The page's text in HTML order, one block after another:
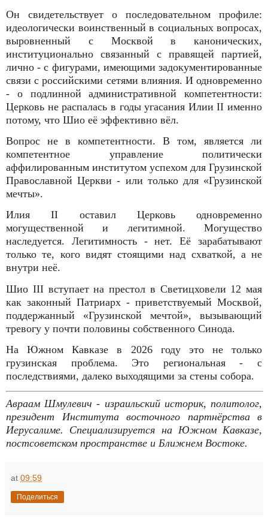
Он свидетельствует о последовательном профиле:
идеологически воинственный в социальных вопросах,
выровненный с Москвой в канонических,
институционально связанный с правящей партией,
лично - с фигурами, имеющими задокументированные
связи с российскими сетями влияния. И одновременно
- о подлинной административной компетентности:
Церковь не распалась в годы угасания Илии II именно
потому, что Шио её эффективно вёл.
Вопрос не в компетентности. В том, является ли
компетентное управление политически
аффилированным институтом успехом для Грузинской
Православной Церкви - или только для «Грузинской
мечты».
Илия II оставил Церковь одновременно
могущественной и легитимной. Могущество
наследуется. Легитимность - нет. Её зарабатывают
только те, кого видят стоящими над схваткой, а не
внутри неё.
Шио III вступает на престол в Светицховели 12 мая
как законный Патриарх - приветствуемый Москвой,
поддержанный «Грузинской мечтой», вызывающий
тревогу у почти половины собственного Синода.
На Южном Кавказе в 2026 году это не только
грузинская проблема. Это региональная - с
последствиями, далеко выходящими за стены собора.
Авраам Шмулевич - израильский историк, политолог,
президент Института восточного партнёрства в
Иерусалиме. Специализируется на Южном Кавказе,
постсоветском пространстве и Ближнем Востоке.
at 09:59
Поделиться